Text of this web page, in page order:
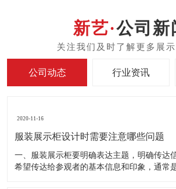
公司新
公司动态 行业资讯
2020-11-16
服装展示柜设计时需要注意哪些问题
一、服装展示柜要明确表达主题，明确传达信息 主题是参展
希望传达给参观者的基本信息和印象，通常